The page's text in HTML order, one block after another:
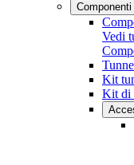
Vedi
Kit
Kit di